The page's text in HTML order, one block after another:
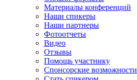
Материалы конференций
Наши спикеры
Наши партнеры
Фотоотчеты
Видео
Отзывы
Помощь участнику
Спонсорские возможности